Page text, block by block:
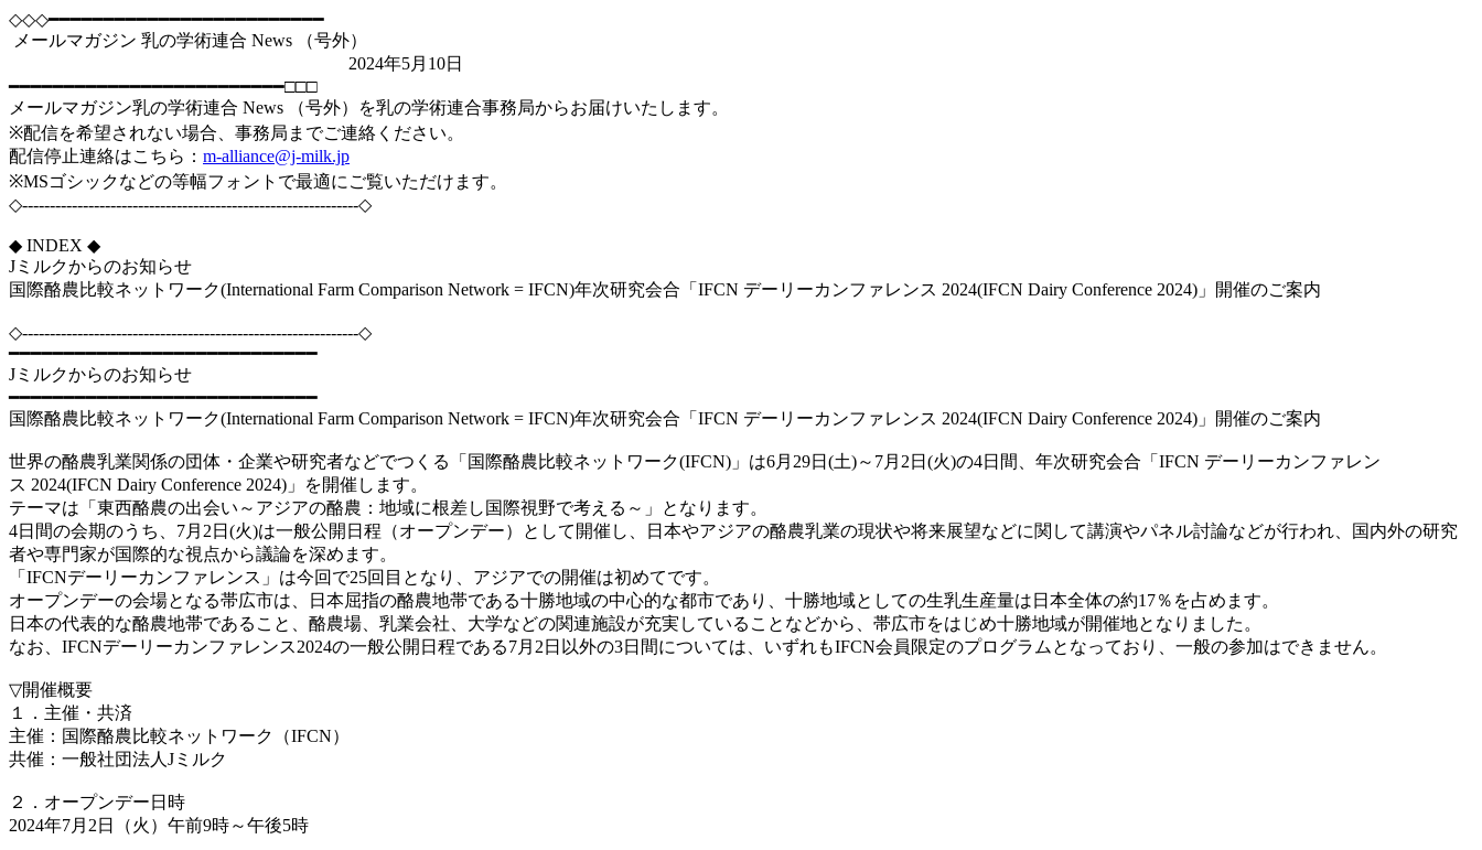
◇◇◇━━━━━━━━━━━━━━━━━━━━━━━━━
メールマガジン 乳の学術連合 News （号外）
2024年5月10日
━━━━━━━━━━━━━━━━━━━━━━━━━□□□
メールマガジン乳の学術連合 News （号外）を乳の学術連合事務局からお届けいたします。
※配信を希望されない場合、事務局までご連絡ください。
配信停止連絡はこちら： m-alliance@j-milk.jp
※MSゴシックなどの等幅フォントで最適にご覧いただけます。
◇-------------------------------------------------------------◇
◆ INDEX ◆
Jミルクからのお知らせ
国際酪農比較ネットワーク(International Farm Comparison Network = IFCN)年次研究会合「IFCN デーリーカンファレンス 2024(IFCN Dairy Conference 2024)」開催のご案内
◇-------------------------------------------------------------◇
━━━━━━━━━━━━━━━━━━━━━━━━━━━━
Jミルクからのお知らせ
━━━━━━━━━━━━━━━━━━━━━━━━━━━━
国際酪農比較ネットワーク(International Farm Comparison Network = IFCN)年次研究会合「IFCN デーリーカンファレンス 2024(IFCN Dairy Conference 2024)」開催のご案内
世界の酪農乳業関係の団体・企業や研究者などでつくる「国際酪農比較ネットワーク(IFCN)」は6月29日(土)～7月2日(火)の4日間、年次研究会合「IFCN デーリーカンファレン
ス 2024(IFCN Dairy Conference 2024)」を開催します。
テーマは「東西酪農の出会い～アジアの酪農：地域に根差し国際視野で考える～」となります。
4日間の会期のうち、7月2日(火)は一般公開日程（オープンデー）として開催し、日本やアジアの酪農乳業の現状や将来展望などに関して講演やパネル討論などが行われ、国内外の研究
者や専門家が国際的な視点から議論を深めます。
「IFCNデーリーカンファレンス」は今回で25回目となり、アジアでの開催は初めてです。
オープンデーの会場となる帯広市は、日本屈指の酪農地帯である十勝地域の中心的な都市であり、十勝地域としての生乳生産量は日本全体の約17％を占めます。
日本の代表的な酪農地帯であること、酪農場、乳業会社、大学などの関連施設が充実していることなどから、帯広市をはじめ十勝地域が開催地となりました。
なお、IFCNデーリーカンファレンス2024の一般公開日程である7月2日以外の3日間については、いずれもIFCN会員限定のプログラムとなっており、一般の参加はできません。
▽開催概要
１．主催・共済
主催：国際酪農比較ネットワーク（IFCN）
共催：一般社団法人Jミルク
２．オープンデー日時
2024年7月2日（火）午前9時～午後5時